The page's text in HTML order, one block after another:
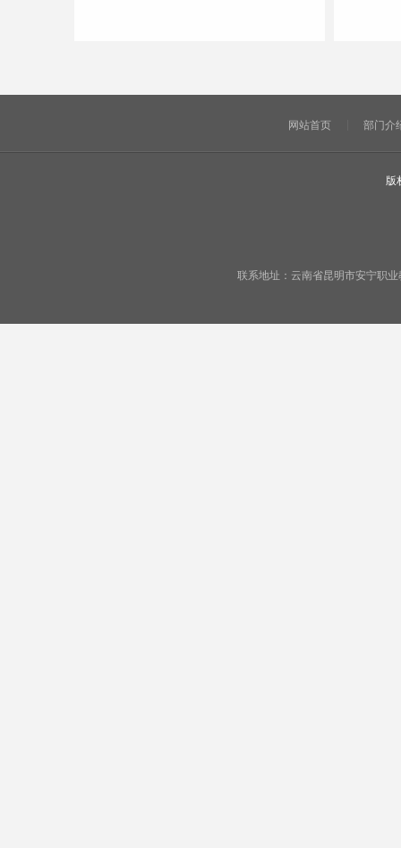
网站首页 部门介
版
联系地址：云南省昆明市安宁职